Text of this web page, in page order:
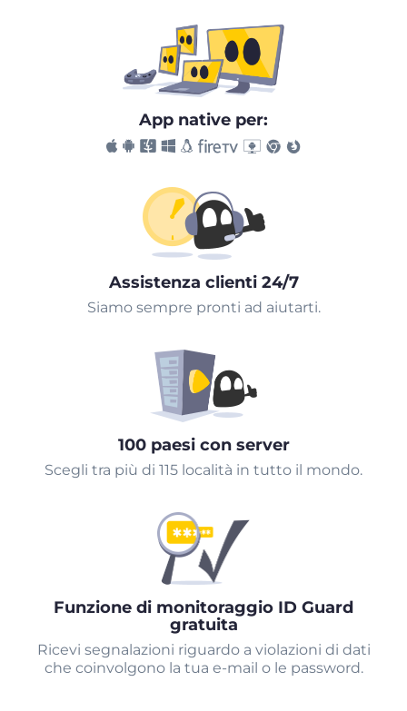
App native per:
Assistenza clienti 24/7
Siamo sempre pronti ad aiutarti.
100 paesi con server
Scegli tra più di 115 località in tutto il mondo.
Funzione di monitoraggio ID Guard
gratuita
Ricevi segnalazioni riguardo a violazioni di dati
che coinvolgono la tua e-mail o le password.